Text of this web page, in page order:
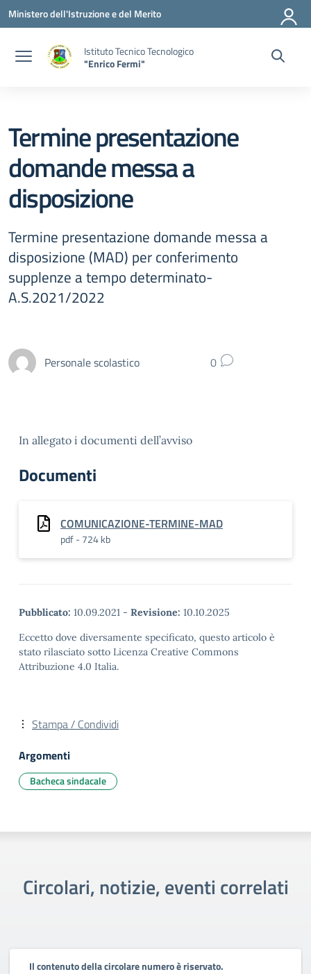
Vai ai contenuti
Vai al menu di navigazione
Vai al footer
Ministero dell'Istruzione e del Merito
Istituto Tecnico Tecnologico
"Enrico Fermi"
Termine presentazione
domande messa a
disposizione
Termine presentazione domande messa a
disposizione (MAD) per conferimento
supplenze a tempo determinato-
A.S.2021/2022
Personale scolastico 0
In allegato i documenti dell’avviso
Documenti
COMUNICAZIONE-TERMINE-MAD
pdf - 724 kb
Pubblicato: 10.09.2021 - Revisione: 10.10.2025
Eccetto dove diversamente specificato, questo articolo è
stato rilasciato sotto Licenza Creative Commons
Attribuzione 4.0 Italia.
Stampa / Condividi
Argomenti
Bacheca sindacale
Circolari, notizie, eventi correlati
Il contenuto della circolare numero è riservato.